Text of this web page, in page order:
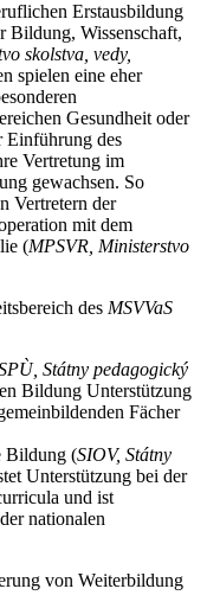
Erstausbildung
Wissenschaft,
skolstva, vedy,
spielen eine eher
Gesundheit oder
Einführung des
Vertretung im
gewachsen. So
Vertretern der
mit dem
(MPSVR, Ministerstvo
des MSVVaS
Státny pedagogický
Bildung Unterstützung
Fächer
Bildung (SIOV, Státny
Unterstützung bei der
und ist
nationalen
von Weiterbildung